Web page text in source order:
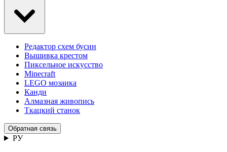
Редактор схем бусин
Вышивка крестом
Пиксельное искусство
Minecraft
LEGO мозаика
Канди
Алмазная живопись
Ткацкий станок
Обратная связь
РУ